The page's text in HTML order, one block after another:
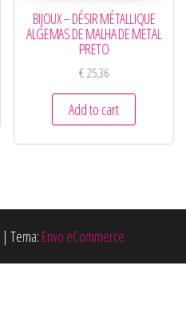
BIJOUX – DÉSIR MÉTALLIQUE
ALGEMAS DE MALHA DE METAL
PRETO
€25,36
Add to cart
| Tema: Envo eCommerce